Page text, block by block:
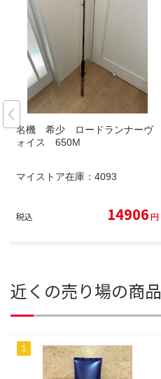
名機 希少 ロードランナーヴ
ォイス 650M
マイストア在庫： 4093
税込 14906円
近くの売り場の商品